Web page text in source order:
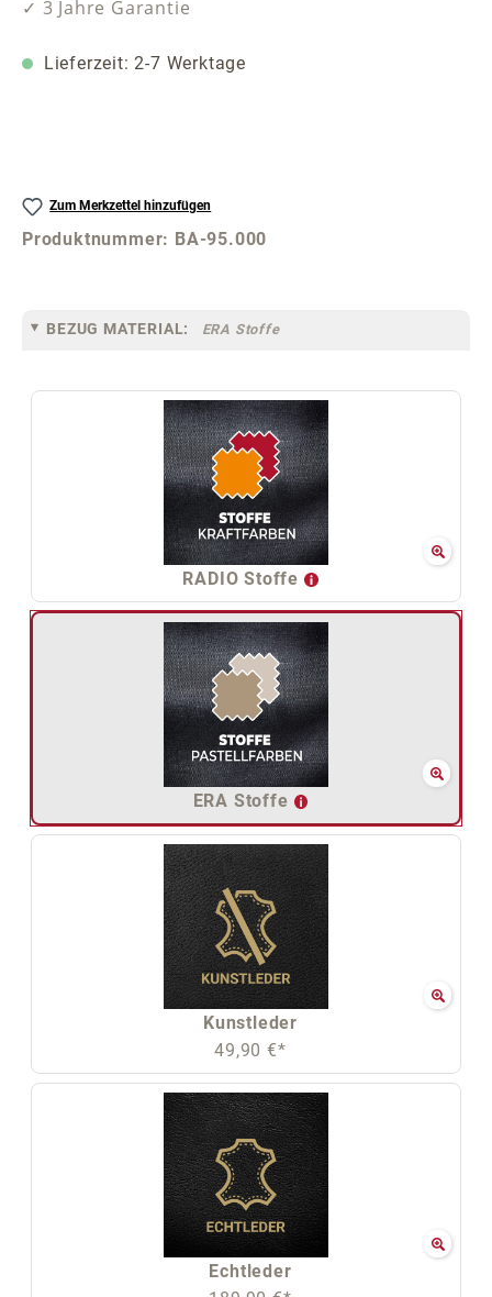
✓ 3 Jahre Garantie
Lieferzeit: 2-7 Werktage
Zum Merkzettel hinzufügen
Produktnummer: BA-95.000
BEZUG MATERIAL: ERA Stoffe
RADIO Stoffe
ERA Stoffe
Kunstleder
49,90 €*
Echtleder